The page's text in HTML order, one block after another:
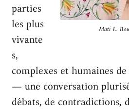
Mati L.
parties
les plus
vivante
s,
complexes et humaines
— une conversation
débats, de contradictions,